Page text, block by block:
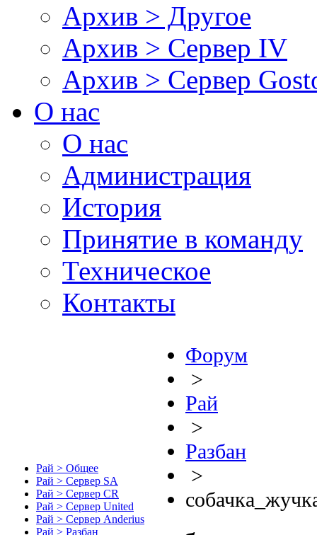
Архив > Другое
Архив > Сервер IV
Архив > Сервер
О нас
О нас
Администрация
История
Принятие в команду
Техническое
Контакты
Рай > Общее
Рай > Сервер SA
Рай > Сервер CR
Рай > Сервер United
Рай > Сервер Anderius
Рай > Разбан
Форум
>
Рай
>
Разбан
>